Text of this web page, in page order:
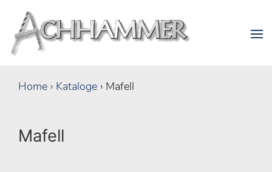
Home › Kataloge › Mafell
Mafell